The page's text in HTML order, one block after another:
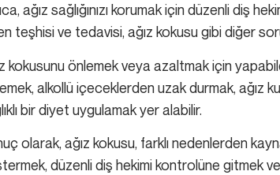
ağız sağlığınızı korumak için düzenli diş
teşhisi ve tedavisi, ağız kokusu gibi diğer
kokusunu önlemek veya azaltmak için
alkollü içeceklerden uzak durmak, ağız
bir diyet uygulamak yer alabilir.
olarak, ağız kokusu, farklı nedenlerden
düzenli diş hekimi kontrolüne gitmek ve